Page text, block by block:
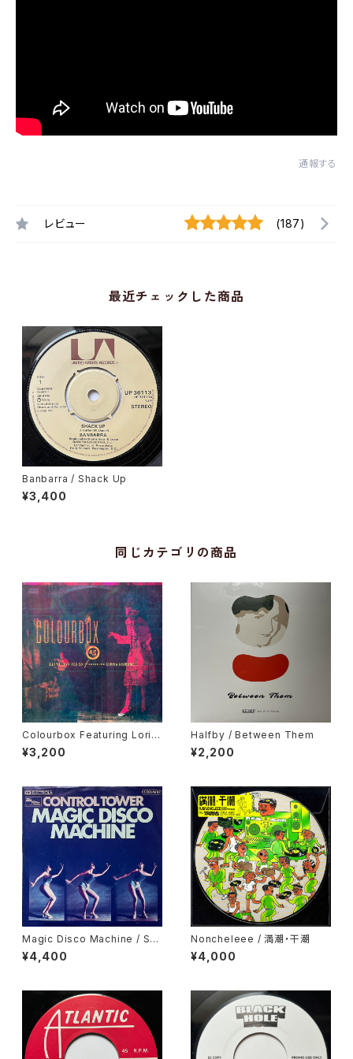
通報する
レビュー (187)
最近チェックした商品
Banbarra / Shack Up
¥3,400
同じカテゴリの商品
Colourbox Featuring Lorita
Grahame / Baby I Love You
So
¥3,200
Halfby / Between Them
¥2,200
Magic Disco Machine / Scr
atchin'
¥4,400
Noncheleee / 満潮・干潮
¥4,000